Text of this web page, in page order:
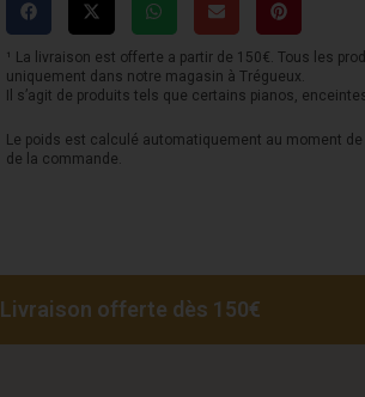
-
Dreadnought
¹ La livraison est offerte a partir de 150€. Tous les
uniquement dans notre magasin à Trégueux.
Il s’agit de produits tels que certains pianos,
Le poids est calculé automatiquement au moment
de la commande.
Livraison offerte dès 150€